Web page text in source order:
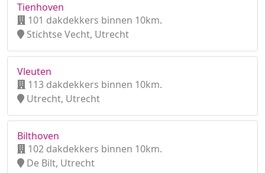
Tienhoven
101 dakdekkers binnen 10km.
Stichtse Vecht, Utrecht
Vleuten
113 dakdekkers binnen 10km.
Utrecht, Utrecht
Bilthoven
102 dakdekkers binnen 10km.
De Bilt, Utrecht